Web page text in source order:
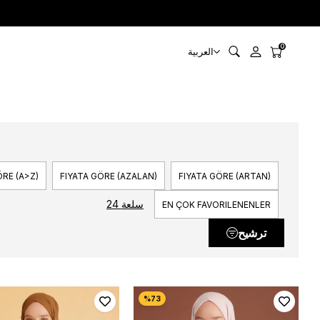
العربية 0
FIYATA GÖRE (ARTAN)
FIYATA GÖRE (AZALAN)
(A>Z)
EN ÇOK FAVORILENENLER 24 سلعة
ترشيح